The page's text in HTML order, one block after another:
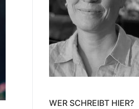
WER SCHREIBT HIER?